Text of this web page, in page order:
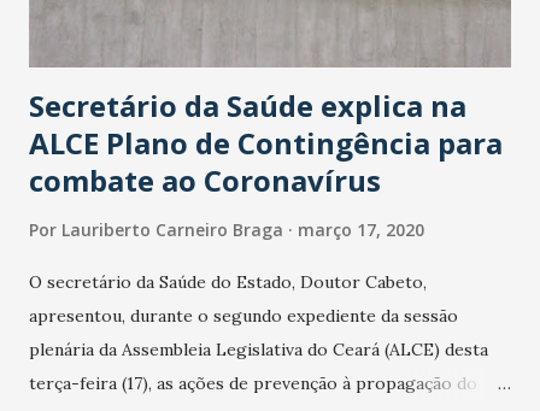
Secretário da Saúde explica na
ALCE Plano de Contingência para
combate ao Coronavírus
Por Lauriberto Carneiro Braga março 17, 2020
O secretário da Saúde do Estado, Doutor Cabeto,
apresentou, durante o segundo expediente da sessão
plenária da Assembleia Legislativa do Ceará (ALCE) desta
terça-feira (17), as ações de prevenção à propagação do